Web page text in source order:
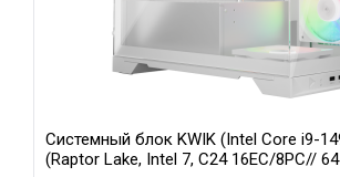
Системный блок KWIK (Intel Core i9-
(Raptor Lake, Intel 7, C24 16EC/8PC//